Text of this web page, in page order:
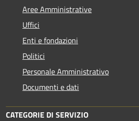
Aree Amministrative
Uffici
Enti e fondazioni
Politici
Personale Amministrativo
Documenti e dati
CATEGORIE DI SERVIZIO